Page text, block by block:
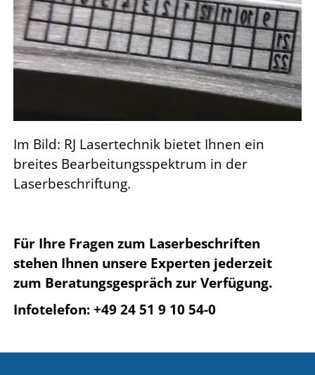
Im Bild: RJ Lasertechnik bietet Ihnen ein
breites Bearbeitungsspektrum in der
Laserbeschriftung.
Für Ihre Fragen zum Laserbeschriften
stehen Ihnen unsere Experten jederzeit
zum Beratungsgespräch zur Verfügung.
Infotelefon: +49 24 51 9 10 54-0